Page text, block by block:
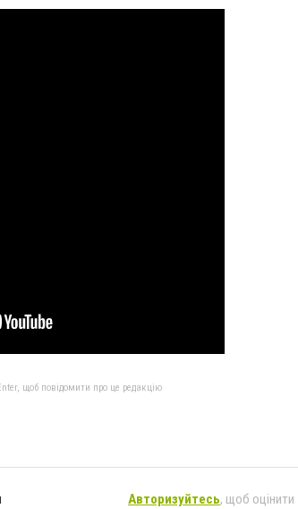
щоб повідомити про це редакцію
Авторизуйтесь, щоб оцінити